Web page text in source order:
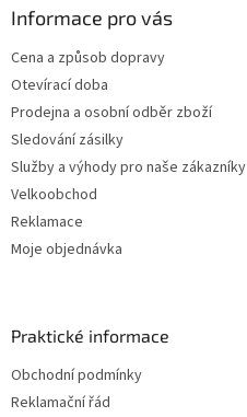
Informace pro vás
Cena a způsob dopravy
Otevírací doba
Prodejna a osobní odběr zboží
Sledování zásilky
Služby a výhody pro naše zákazníky
Velkoobchod
Reklamace
Moje objednávka
Praktické informace
Obchodní podmínky
Reklamační řád